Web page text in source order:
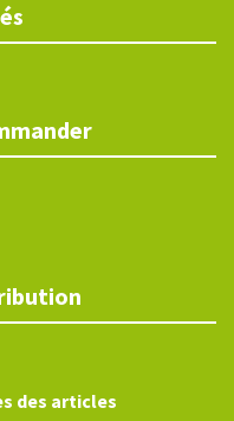
des articles